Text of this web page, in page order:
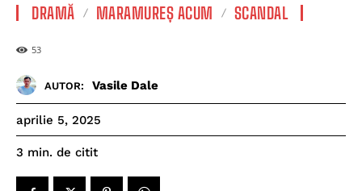
DRAMĂ MARAMUREȘ ACUM SCANDAL
53
AUTOR: Vasile Dale
aprilie 5, 2025
3 min. de citit